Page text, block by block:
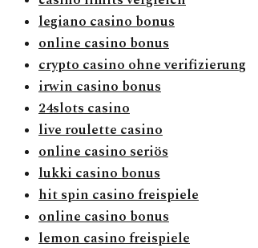
legiano casino bonus
online casino bonus
crypto casino ohne verifizierung
irwin casino bonus
24slots casino
live roulette casino
online casino seriös
lukki casino bonus
hit spin casino freispiele
online casino bonus
lemon casino freispiele